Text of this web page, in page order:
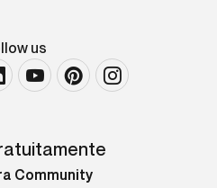
us
Community